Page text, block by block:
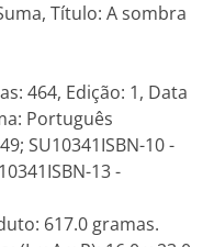
Título: A sombra
464, Edição: 1, Data
Português
SU10341ISBN-10 -
13 -
617.0 gramas.